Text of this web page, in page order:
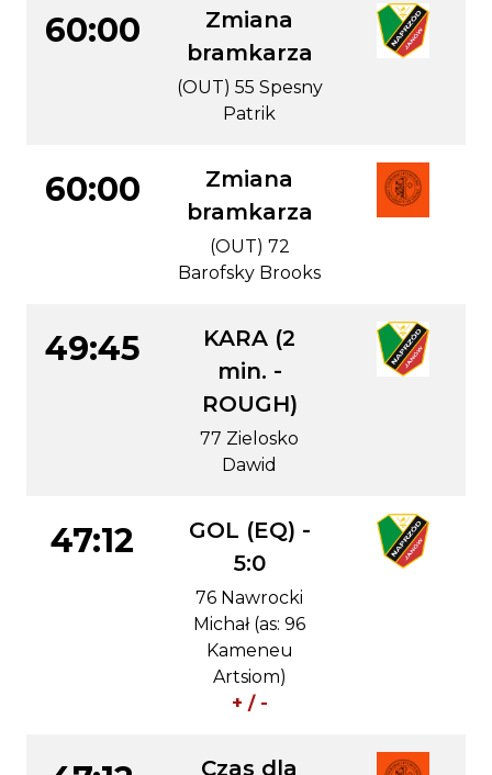
60:00
Zmiana
bramkarza
(OUT) 55 Spesny
Patrik
60:00
Zmiana
bramkarza
(OUT) 72
Barofsky Brooks
49:45
KARA (2
min. -
ROUGH)
77 Zielosko
Dawid
47:12
GOL (EQ) -
5:0
76 Nawrocki
Michał (as: 96
Kameneu
Artsiom)
+ / -
Czas dla